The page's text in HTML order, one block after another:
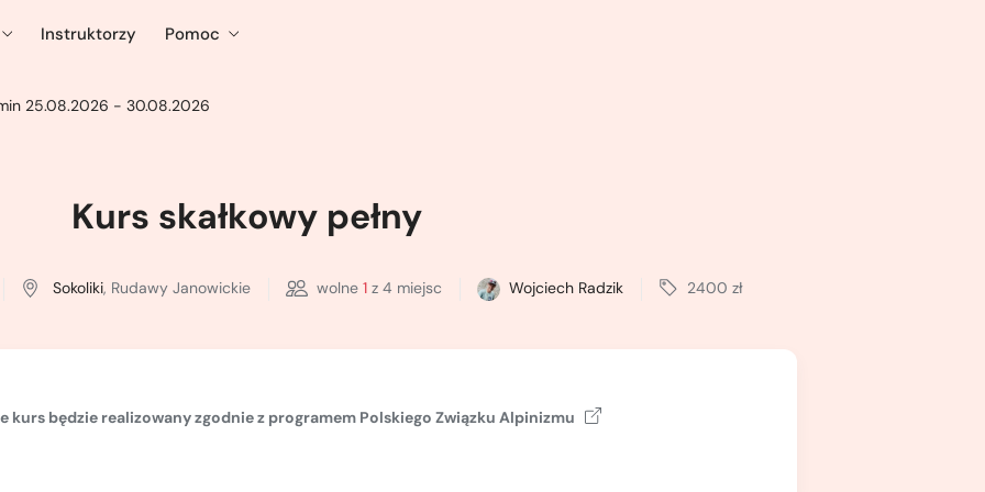
Instruktorzy Pomoc
25.08.2026 - 30.08.2026
Kurs skałkowy pełny
Sokoliki, Rudawy Janowickie wolne 1 z 4 miejsc Wojciech Radzik 2400 zł
kurs będzie realizowany zgodnie z programem Polskiego Związku Alpinizmu